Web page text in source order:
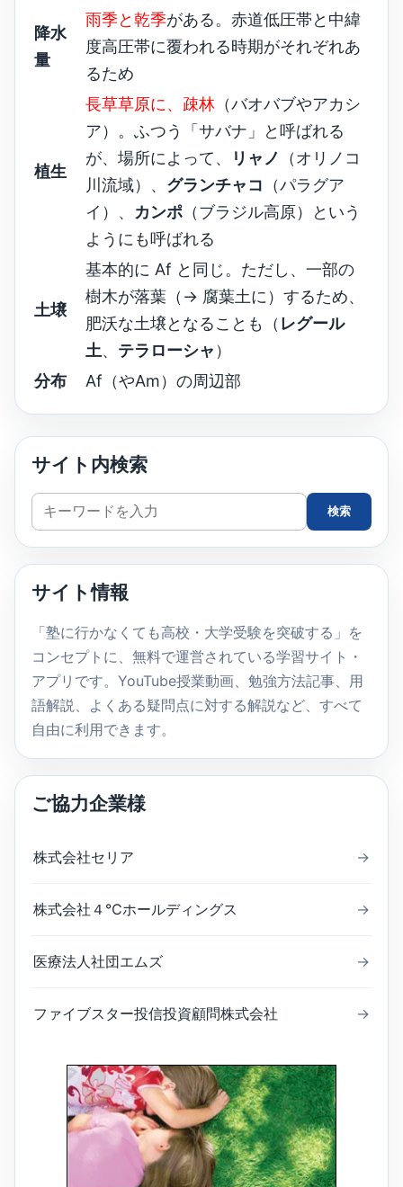
降水
量
雨季と乾季がある。赤道低圧帯と中緯
度高圧帯に覆われる時期がそれぞれあ
るため
植生
長草草原に、疎林 （バオバブやアカシ
ア）。ふつう「サバナ」と呼ばれる
が、場所によって、
リャノ
（オリノコ
川流域）、 グランチャコ （パラグア
イ）、 カンポ （ブラジル高原）という
ようにも呼ばれる
土壌
基本的に Af と同じ。ただし、一部の
樹木が落葉（→ 腐葉土に）するため、
肥沃な土壌となることも（ レグール
土、 テラローシャ ）
分布
Af（やAm）の周辺部
サイト内検索
サ
イ
ト
検
索
検索
サイト情報
「塾に行かなくても高校・大学受験を突破する」を
コンセプトに、無料で運営されている学習サイト・
アプリです。YouTube授業動画、勉強方法記事、用
語解説、よくある疑問点に対する解説など、すべて
自由に利用できます。
ご協力企業様
株式会社セリア →
株式会社４℃ホールディングス →
医療法人社団エムズ →
ファイブスター投信投資顧問株式会社 →